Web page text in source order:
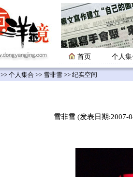
首页 个人
>> 个人集合 >> 雪非雪 >> 纪实空间
雪非雪 (发表日期:2007-